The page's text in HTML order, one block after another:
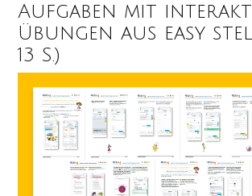
Aufgaben mit
Übungen aus easy
13 S.)